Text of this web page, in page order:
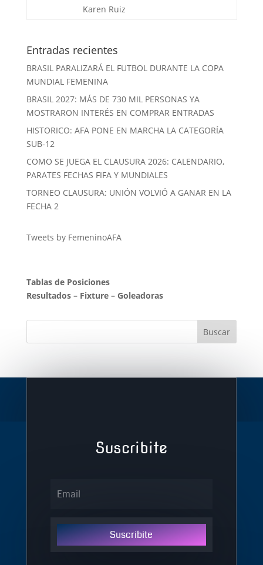
Karen Ruiz
Entradas recientes
BRASIL PARALIZARÁ EL FUTBOL DURANTE LA COPA
MUNDIAL FEMENINA
BRASIL 2027: MÁS DE 730 MIL PERSONAS YA
MOSTRARON INTERÉS EN COMPRAR ENTRADAS
HISTORICO: AFA PONE EN MARCHA LA CATEGORÍA
SUB-12
COMO SE JUEGA EL CLAUSURA 2026: CALENDARIO,
PARATES FECHAS FIFA Y MUNDIALES
TORNEO CLAUSURA: UNIÓN VOLVIÓ A GANAR EN LA
FECHA 2
Tweets by FemeninoAFA
Tablas de Posiciones
Resultados– Fixture– Goleadoras
Suscribite
Suscribite